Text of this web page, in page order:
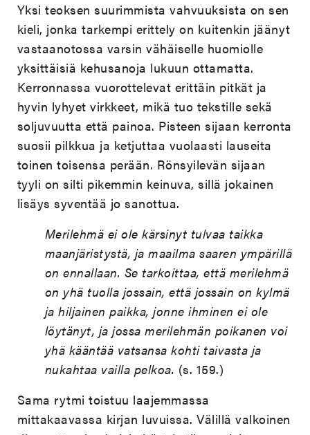
Yksi teoksen suurimmista vahvuuksista on sen
kieli, jonka tarkempi erittely on kuitenkin jäänyt
vastaanotossa varsin vähäiselle huomiolle
yksittäisiä kehusanoja lukuun ottamatta.
Kerronnassa vuorottelevat erittäin pitkät ja
hyvin lyhyet virkkeet, mikä tuo tekstille sekä
soljuvuutta että painoa. Pisteen sijaan kerronta
suosii pilkkua ja ketjuttaa vuolaasti lauseita
toinen toisensa perään. Rönsyilevän sijaan
tyyli on silti pikemmin keinuva, sillä jokainen
lisäys syventää jo sanottua.
Merilehmä ei ole kärsinyt tulvaa taikka
maanjäristystä, ja maailma saaren ympärillä
on ennallaan. Se tarkoittaa, että merilehmä
on yhä tuolla jossain, että jossain on kylmä
ja hiljainen paikka, jonne ihminen ei ole
löytänyt, ja jossa merilehmän poikanen voi
yhä kääntää vatsansa kohti taivasta ja
nukahtaa vailla pelkoa. (s. 159.)
Sama rytmi toistuu laajemmassa
mittakaavassa kirjan luvuissa. Välillä valkoinen